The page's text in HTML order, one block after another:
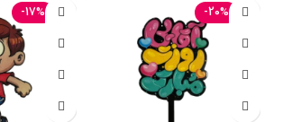
-20%
-17%